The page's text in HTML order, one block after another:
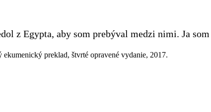
z Egypta, aby som prebýval medzi nimi. Ja
preklad, štvrté opravené vydanie, 2017.